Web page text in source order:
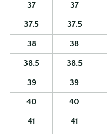
37 37
37.5 37.5
38 38
38.5 38.5
39 39
40 40
41 41